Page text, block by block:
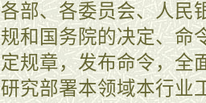
各部、各委员会、人民
规和国务院的决定、命
定规章，发布命令，全
研究部署本领域本行业